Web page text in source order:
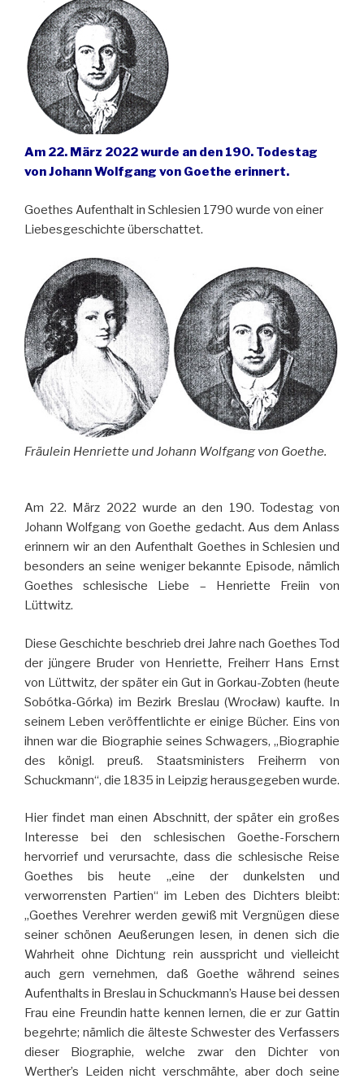
Am 22. März 2022 wurde an den 190. Todestag
von Johann Wolfgang von Goethe erinnert.
Goethes Aufenthalt in Schlesien 1790 wurde von einer
Liebesgeschichte überschattet.
Fräulein Henriette und Johann Wolfgang von Goethe.
Am 22. März 2022 wurde an den 190. Todestag von
Johann Wolfgang von Goethe gedacht. Aus dem Anlass
erinnern wir an den Aufenthalt Goethes in Schlesien und
besonders an seine weniger bekannte Episode, nämlich
Goethes schlesische Liebe – Henriette Freiin von
Lüttwitz.
Diese Geschichte beschrieb drei Jahre nach Goethes Tod
der jüngere Bruder von Henriette, Freiherr Hans Ernst
von Lüttwitz, der später ein Gut in Gorkau-Zobten (heute
Sobótka-Górka) im Bezirk Breslau (Wrocław) kaufte. In
seinem Leben veröffentlichte er einige Bücher. Eins von
ihnen war die Biographie seines Schwagers, „Biographie
des königl. preuß. Staatsministers Freiherrn von
Schuckmann“, die 1835 in Leipzig herausgegeben wurde.
Hier findet man einen Abschnitt, der später ein großes
Interesse bei den schlesischen Goethe-Forschern
hervorrief und verursachte, dass die schlesische Reise
Goethes bis heute „eine der dunkelsten und
verworrensten Partien“ im Leben des Dichters bleibt:
„Goethes Verehrer werden gewiß mit Vergnügen diese
seiner schönen Aeußerungen lesen, in denen sich die
Wahrheit ohne Dichtung rein ausspricht und vielleicht
auch gern vernehmen, daß Goethe während seines
Aufenthalts in Breslau in Schuckmann’s Hause bei dessen
Frau eine Freundin hatte kennen lernen, die er zur Gattin
begehrte; nämlich die älteste Schwester des Verfassers
dieser Biographie, welche zwar den Dichter von
Werther’s Leiden nicht verschmähte, aber doch seine